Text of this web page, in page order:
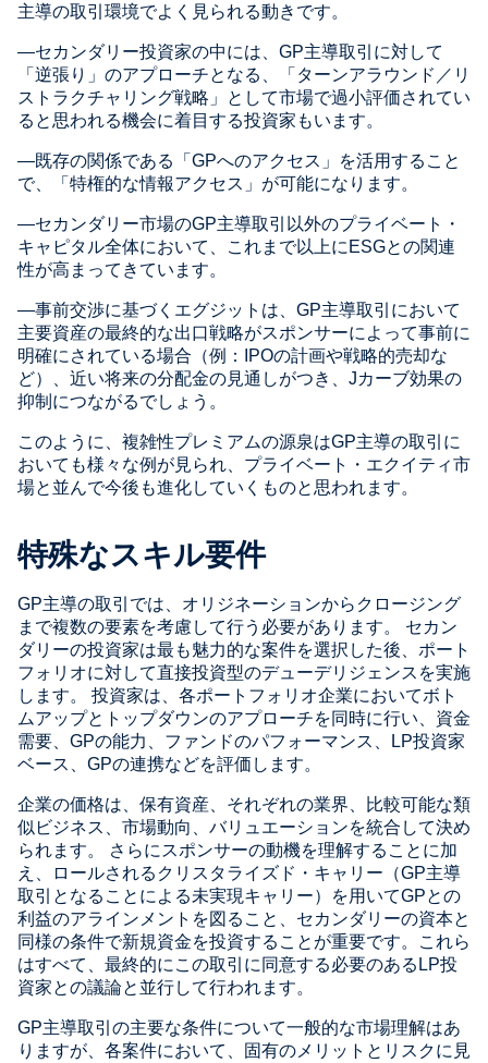
主導の取引環境でよく見られる動きです。
―セカンダリー投資家の中には、GP主導取引に対して
「逆張り」のアプローチとなる、「ターンアラウンド／リ
ストラクチャリング戦略」として市場で過小評価されてい
ると思われる機会に着目する投資家もいます。
―既存の関係である「GPへのアクセス」を活用すること
で、「特権的な情報アクセス」が可能になります。
―セカンダリー市場のGP主導取引以外のプライベート・
キャピタル全体において、これまで以上にESGとの関連
性が高まってきています。
―事前交渉に基づくエグジットは、GP主導取引において
主要資産の最終的な出口戦略がスポンサーによって事前に
明確にされている場合（例：IPOの計画や戦略的売却な
ど）、近い将来の分配金の見通しがつき、Jカーブ効果の
抑制につながるでしょう。
このように、複雑性プレミアムの源泉はGP主導の取引に
おいても様々な例が見られ、プライベート・エクイティ市
場と並んで今後も進化していくものと思われます。
特殊なスキル要件
GP主導の取引では、オリジネーションからクロージング
まで複数の要素を考慮して行う必要があります。 セカン
ダリーの投資家は最も魅力的な案件を選択した後、ポート
フォリオに対して直接投資型のデューデリジェンスを実施
します。 投資家は、各ポートフォリオ企業においてボト
ムアップとトップダウンのアプローチを同時に行い、資金
需要、GPの能力、ファンドのパフォーマンス、LP投資家
ベース、GPの連携などを評価します。
企業の価格は、保有資産、それぞれの業界、比較可能な類
似ビジネス、市場動向、バリュエーションを統合して決め
られます。 さらにスポンサーの動機を理解することに加
え、ロールされるクリスタライズド・キャリー（GP主導
取引となることによる未実現キャリー）を用いてGPとの
利益のアラインメントを図ること、セカンダリーの資本と
同様の条件で新規資金を投資することが重要です。これら
はすべて、最終的にこの取引に同意する必要のあるLP投
資家との議論と並行して行われます。
GP主導取引の主要な条件について一般的な市場理解はあ
りますが、各案件において、固有のメリットとリスクに見